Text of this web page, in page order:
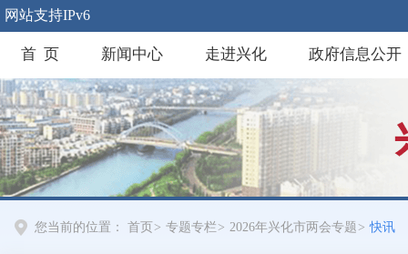
网站支持IPv6
首 页 新闻中心 走进兴化 政府信息公开
您当前的位置： 首页 > 专题专栏 > 2026年兴化市两会专题 > 快讯